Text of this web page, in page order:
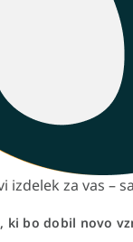
izdelek za vas –
ki bo dobil novo